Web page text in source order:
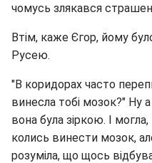
чомусь злякався
Втім, каже Єгор, йому
Русею.
"В коридорах часто
винесла тобі мозок?" Ну
вона була зіркою. І
колись винести мозок,
розуміла, що щось